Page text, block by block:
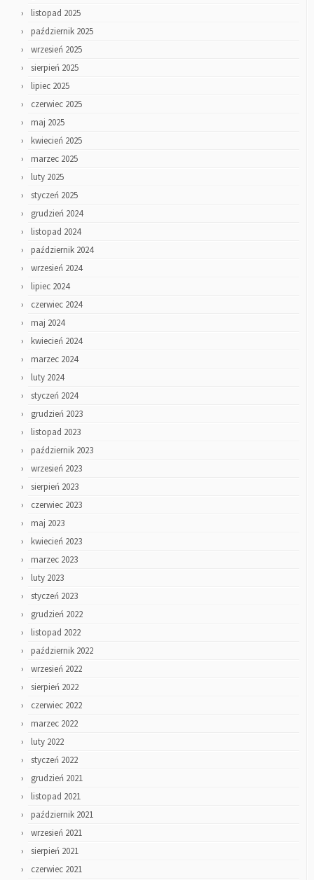
listopad 2025
październik 2025
wrzesień 2025
sierpień 2025
lipiec 2025
czerwiec 2025
maj 2025
kwiecień 2025
marzec 2025
luty 2025
styczeń 2025
grudzień 2024
listopad 2024
październik 2024
wrzesień 2024
lipiec 2024
czerwiec 2024
maj 2024
kwiecień 2024
marzec 2024
luty 2024
styczeń 2024
grudzień 2023
listopad 2023
październik 2023
wrzesień 2023
sierpień 2023
czerwiec 2023
maj 2023
kwiecień 2023
marzec 2023
luty 2023
styczeń 2023
grudzień 2022
listopad 2022
październik 2022
wrzesień 2022
sierpień 2022
czerwiec 2022
marzec 2022
luty 2022
styczeń 2022
grudzień 2021
listopad 2021
październik 2021
wrzesień 2021
sierpień 2021
czerwiec 2021